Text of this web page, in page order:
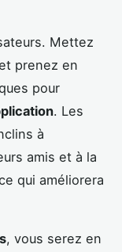
Mettez
prenez en
pour
. Les
à
amis et à la
qui améliorera
, vous serez en